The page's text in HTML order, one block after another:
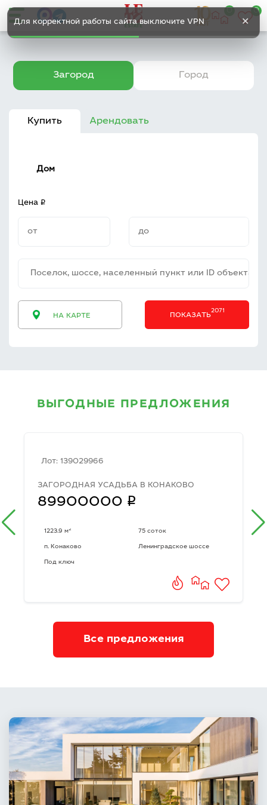
Для корректной работы сайта выключите VPN ✕
0
Загород
Купить Арендовать
Цена q
ВЫГОДНЫЕ ПРЕДЛОЖЕНИЯ
Лот: 139029966
ЗАГОРОДНАЯ УСАДЬБА В КОНАКОВО
89900000 q
1223.9 м2 75 соток
п. Конаково Ленинградское шоссе
Под ключ
Все предложения